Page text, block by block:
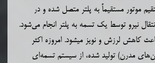
موتور مستقیماً به پلتر متصل شده و در
نیرو توسط یک تسمه به پلتر انجام می‌شود.
کاهش لرزش و نویز میشود. امروزه اکثر
مدرن) تولید شده، از سیستم تسمه‌ای